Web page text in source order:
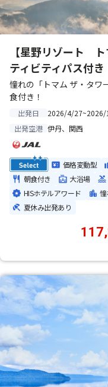
【星野リゾート
ティビティパス付
憧れの「トマム ザ・タワ
食付き！
出発日
2026/4/27~2026/
出発空港 伊丹、関西
価格変動型
朝食付き
大浴場
HISホテルアワード
夏休み出発あり